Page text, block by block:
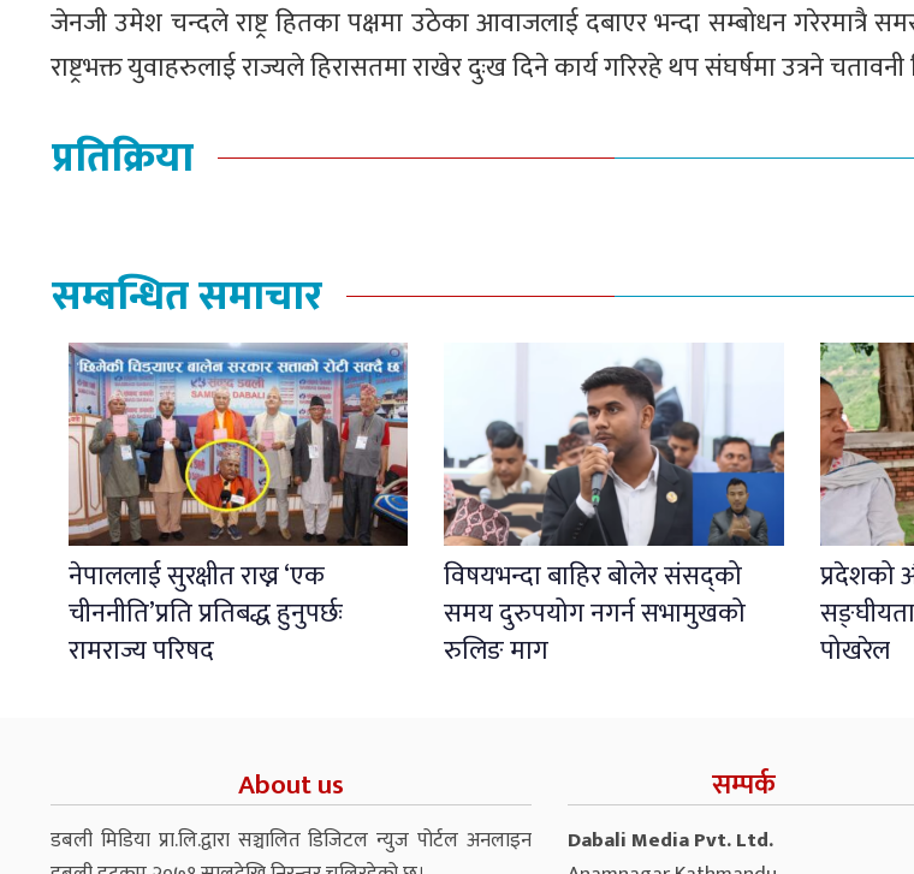
जेनजी उमेश चन्दले राष्ट्र हितका पक्षमा उठेका आवाजलाई दबाएर भन्दा सम्बोधन गरेरमात्रै
राष्ट्रभक्त युवाहरुलाई राज्यले हिरासतमा राखेर दुःख दिने कार्य गरिरहे थप संघर्षमा उत्रने चतावनी
प्रतिक्रिया
सम्बन्धित समाचार
नेपाललाई सुरक्षीत राख्न ‘एक
चीननीति’प्रति प्रतिबद्ध हुनुपर्छः
रामराज्य परिषद
विषयभन्दा बाहिर बोलेर संसद्को
समय दुरुपयोग नगर्न सभामुखको
रुलिङ माग
प्रदेशको
पोखरेल
About us
डबली मिडिया प्रा.लि.द्वारा सञ्चालित डिजिटल न्युज पोर्टल अनलाइन
सम्पर्क
Dabali Media Pvt. Ltd.